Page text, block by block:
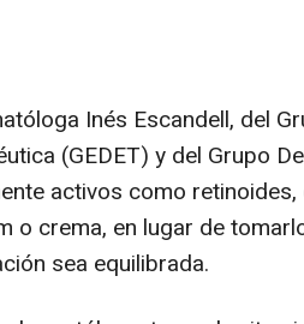
Inés Escandell, del
(GEDET) y del Grupo
activos como
o crema, en lugar de
sea equilibrada.